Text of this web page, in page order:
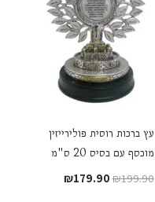
עץ ברכות רוסית פולירייזין
מוכסף עם בסיס 20 ס"מ
₪199.90
המחיר
₪179.90 המחיר